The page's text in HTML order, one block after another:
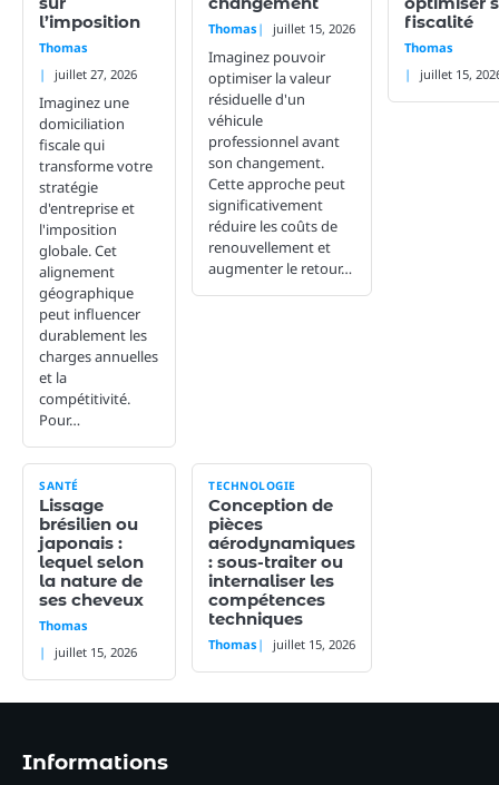
l’imposition
Thomas
juillet 27, 2026
Imaginez une
domiciliation
fiscale qui
transforme votre
stratégie
d'entreprise et
l'imposition
globale. Cet
alignement
géographique
peut influencer
durablement les
charges annuelles
et la
compétitivité.
Pour…
Thomas juillet 15, 2026
Imaginez pouvoir
optimiser la valeur
résiduelle d'un
véhicule
professionnel avant
son changement.
Cette approche peut
significativement
réduire les coûts de
renouvellement et
augmenter le retour…
fiscalité
Thomas
juillet 15,
SANTÉ
Lissage
brésilien ou
japonais :
lequel selon
la nature de
ses cheveux
Thomas
juillet 15, 2026
TECHNOLOGIE
Conception de
pièces
aérodynamiques
: sous-traiter ou
internaliser les
compétences
techniques
Thomas juillet 15, 2026
Informations